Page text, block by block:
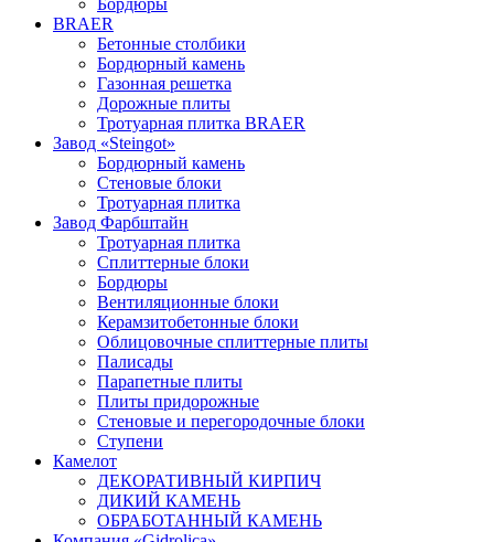
Бордюры
BRAER
Бетонные столбики
Бордюрный камень
Газонная решетка
Дорожные плиты
Тротуарная плитка BRAER
Завод «Steingot»
Бордюрный камень
Стеновые блоки
Тротуарная плитка
Завод Фарбштайн
Тротуарная плитка
Cплиттерные блоки
Бордюры
Вентиляционные блоки
Керамзитобетонные блоки
Облицовочные сплиттерные плиты
Палисады
Парапетные плиты
Плиты придорожные
Стеновые и перегородочные блоки
Ступени
Камелот
ДЕКОРАТИВНЫЙ КИРПИЧ
ДИКИЙ КАМЕНЬ
ОБРАБОТАННЫЙ КАМЕНЬ